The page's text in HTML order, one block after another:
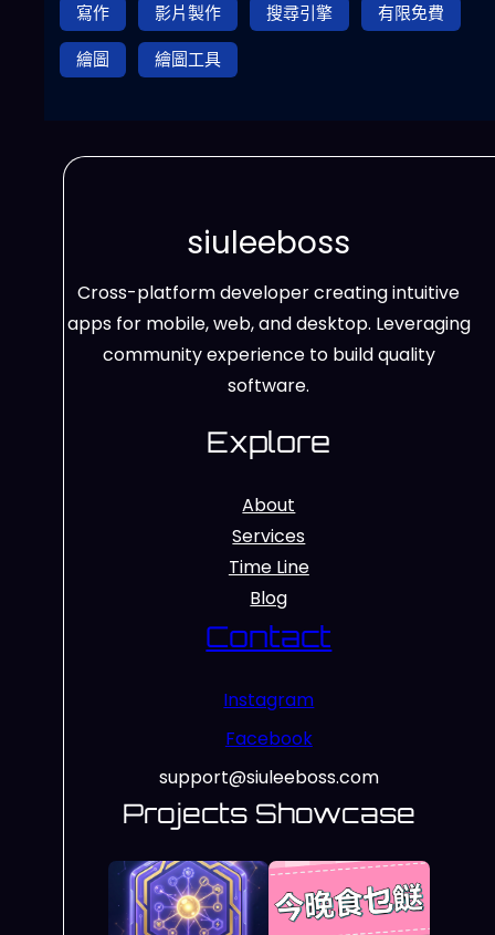
寫作
影片製作 搜尋引擎
有限免費
繪圖
繪圖工具
siuleeboss
Cross-platform developer creating intuitive
apps for mobile, web, and desktop. Leveraging
community experience to build quality
software.
Explore
About
Services
Time Line
Blog
Contact
Instagram
Facebook
support@siuleeboss.com
Projects Showcase